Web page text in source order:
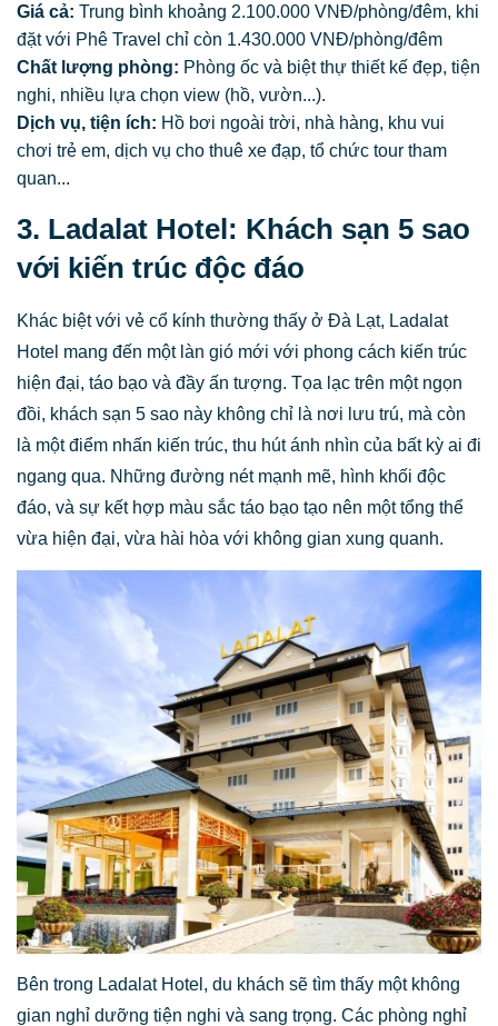
Giá cả: Trung bình khoảng 2.100.000 VNĐ/phòng/đêm, khi
đặt với Phê Travel chỉ còn 1.430.000 VNĐ/phòng/đêm
Chất lượng phòng: Phòng ốc và biệt thự thiết kế đẹp, tiện
nghi, nhiều lựa chọn view (hồ, vườn...).
Dịch vụ, tiện ích: Hồ bơi ngoài trời, nhà hàng, khu vui
chơi trẻ em, dịch vụ cho thuê xe đạp, tổ chức tour tham
quan...
3. Ladalat Hotel: Khách sạn 5 sao
với kiến trúc độc đáo
Khác biệt với vẻ cổ kính thường thấy ở Đà Lạt, Ladalat
Hotel mang đến một làn gió mới với phong cách kiến trúc
hiện đại, táo bạo và đầy ấn tượng. Tọa lạc trên một ngọn
đồi, khách sạn 5 sao này không chỉ là nơi lưu trú, mà còn
là một điểm nhấn kiến trúc, thu hút ánh nhìn của bất kỳ ai đi
ngang qua. Những đường nét mạnh mẽ, hình khối độc
đáo, và sự kết hợp màu sắc táo bạo tạo nên một tổng thể
vừa hiện đại, vừa hài hòa với không gian xung quanh.
Bên trong Ladalat Hotel, du khách sẽ tìm thấy một không
gian nghỉ dưỡng tiện nghi và sang trọng. Các phòng nghỉ